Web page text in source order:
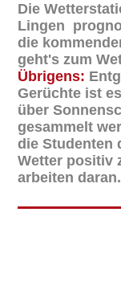
Die
Lingen
die
geht's zum
Übrigens:
Gerüchte ist
über
gesammelt
die Studenten
Wetter positiv
arbeiten daran.